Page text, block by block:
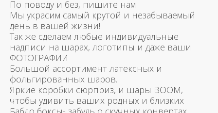
По поводу и без, пишите нам
Мы украсим самый крутой и незабываемый
день в вашей жизни!
Так же сделаем любые индивидуальные
надписи на шарах, логотипы и даже ваши
ФОТОГРАФИИ
Большой ассортимент латексных и
фольгированных шаров.
Яркие коробки сюрприз, и шары BOOM,
чтобы удивить ваших родных и близких